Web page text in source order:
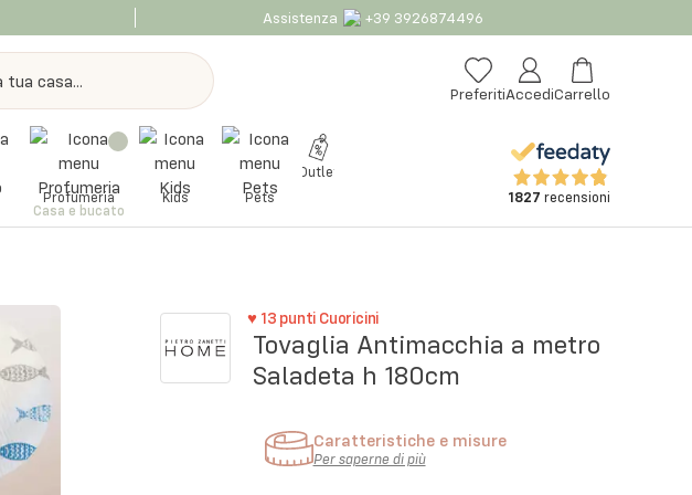
Assistenza +39 3926874496
PreferitiAccediCarrello
Casa e bucato
Profumeria Kids Pets
Outlet
1827 recensioni
♥ 13 punti Cuoricini
Tovaglia Antimacchia a metro
Saladeta h 180cm
Caratteristiche e misure
Per saperne di più